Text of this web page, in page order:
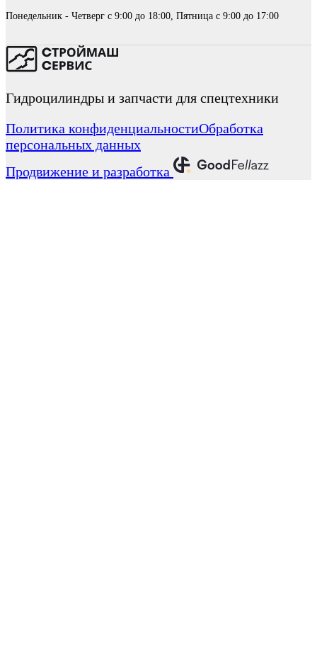
Понедельник - Четверг с 9:00 до 18:00, Пятница с 9:00 до 17:00
Гидроцилиндры и запчасти для спецтехники
Политика конфиденциальностиОбработка
персональных данных
Продвижение и разработка